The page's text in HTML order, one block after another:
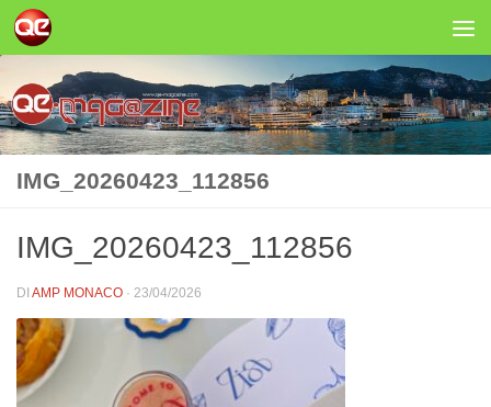
Salta al contenuto
IMG_20260423_112856
IMG_20260423_112856
DI AMP MONACO · 23/04/2026